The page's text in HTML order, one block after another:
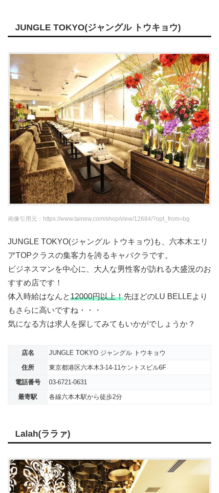
JUNGLE TOKYO(ジャングル トウキョウ)
画像引用元：https://www.tainew.com/shop/view/12684/?opt_from=bg
JUNGLE TOKYO(ジャングル トウキョウ)も、六本木エリ
アTOPクラスの集客力を誇るキャバクラです。
ビジネスマンを中心に、大人な男性客が訪れる大盛況のお
すすめ店です！
体入時給はなんと12000円以上！先ほどのLU BELLEより
もさらに高いですね・・・
気になる方は求人を探してみてもいかがでしょうか？
店名
JUNGLE TOKYO ジャングル トウキョウ
住所
東京都港区六本木3-14-11ケントスビル6F
電話番号
03-6721-0631
最寄駅
各線六本木駅から徒歩2分
Lalah(ララァ)